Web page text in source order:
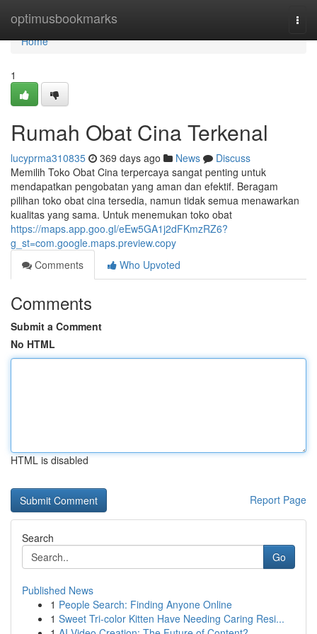
optimusbookmarks
Home
Home
1
Rumah Obat Cina Terkenal
lucyprma310835 369 days ago News
Discuss
Memilih Toko Obat Cina terpercaya sangat penting untuk
mendapatkan pengobatan yang aman dan efektif. Beragam
pilihan toko obat cina tersedia, namun tidak semua menawarkan
kualitas yang sama. Untuk menemukan toko obat
https://maps.app.goo.gl/eEw5GA1j2dFKmzRZ6?
g_st=com.google.maps.preview.copy
Comments
Who Upvoted
Comments
Submit a Comment
No HTML
HTML is disabled
Report Page
Search
Go
Published News
1 People Search: Finding Anyone Online
1 Sweet Tri-color Kitten Have Needing Caring Resi...